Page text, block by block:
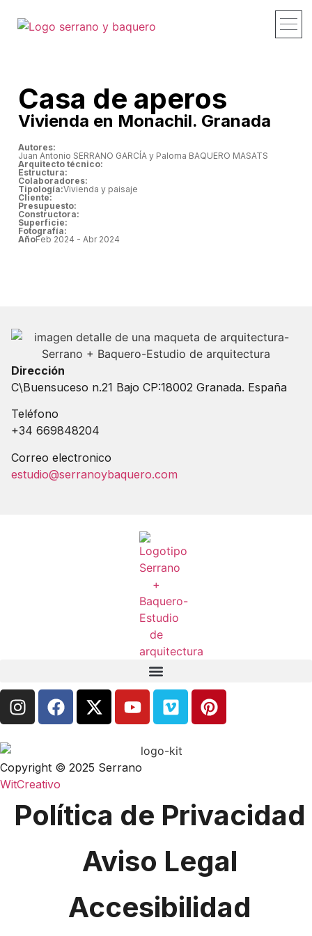
Casa de aperos
Vivienda en Monachil. Granada
Autores:
Juan Antonio SERRANO GARCÍA y Paloma BAQUERO MASATS
Arquitecto técnico:
Estructura:
Colaboradores:
Tipología:Vivienda y paisaje
Cliente:
Presupuesto:
Constructora:
Superficie:
Fotografía:
AñoFeb 2024 - Abr 2024
Dirección
C\Buensuceso n.21 Bajo CP:18002 Granada. España
Teléfono
+34 669848204
Correo electronico
estudio@serranoybaquero.com
Copyright © 2025 Serrano
WitCreativo
Política de Privacidad
Aviso Legal
Accesibilidad